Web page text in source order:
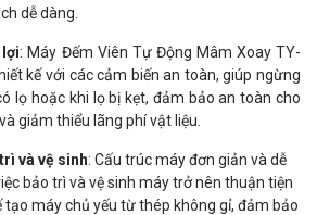
dễ dàng.
lợi: Máy Đếm Viên Tự Động Mâm Xoay TY-
kế với các cảm biến an toàn, giúp ngừng
lọ hoặc khi lọ bị kẹt, đảm bảo an toàn cho
giảm thiểu lãng phí vật liệu.
và vệ sinh: Cấu trúc máy đơn giản và dễ
bảo trì và vệ sinh máy trở nên thuận tiện
tạo máy chủ yếu từ thép không gỉ, đảm bảo